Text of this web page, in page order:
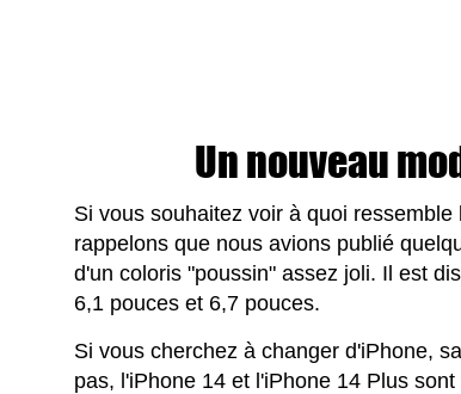
Un nouveau
Si vous souhaitez voir à quoi ressemble
rappelons que nous avions publié
d'un coloris "poussin" assez joli. Il est
6,1 pouces et 6,7 pouces.
Si vous cherchez à changer d'iPhone,
pas, l'iPhone 14 et l'iPhone 14 Plus